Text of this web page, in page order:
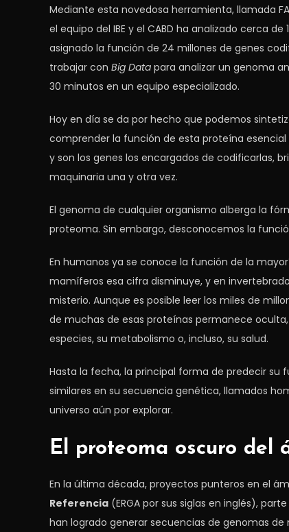
Mediante esta novedosa herramienta, llamada
el equipo del IBE y el CABD ha analizado cerca
asignado la función de 24 millones de genes
trabajar con Big Data para analizar un genoma
30 minutos en un equipo especializado.
Hoy en día se da por hecho que podemos
comprender la función de esta proteína
y son los genes los encargados de codificarlas,
maquinaria una y otra vez.
El genoma de cualquier organismo alberga la
proteoma. Sin embargo, desconocemos la
En humanos ya se conoce la función de la
mamíferos esa cifra disminuye, y en
misterio. Aunque es posible leer los miles de
de muchas de esas proteínas permanece
especies, su metabolismo o, incluso, su salud.
Hasta la fecha, la principal forma de predecir
similares en su secuencia genética, llamados
universo aún por explorar.
El proteoma oscuro del
En la última década, proyectos punteros en el
Referencia (ERGA por sus siglas en inglés),
han logrado generar secuencias de genomas